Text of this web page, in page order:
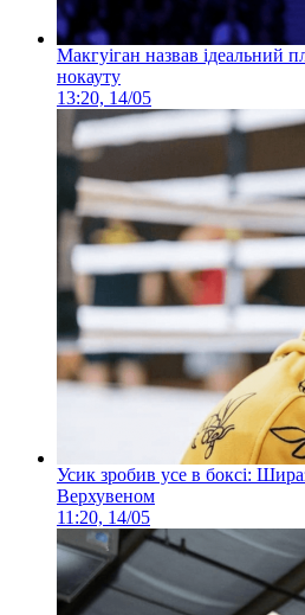
Макгуіган назвав ідеальний
нокауту
13:20, 14/05
Усик зробив усе в боксі:
Верхувеном
11:20, 14/05